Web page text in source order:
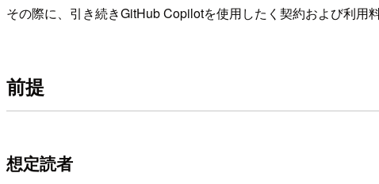
その際に、引き続きGitHub Copilotを使用したく契約および利用
前提
想定読者